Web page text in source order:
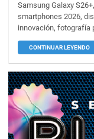
Samsung Galaxy
smartphones 2026,
innovación, fotografía
CONTINUAR LEYENDO